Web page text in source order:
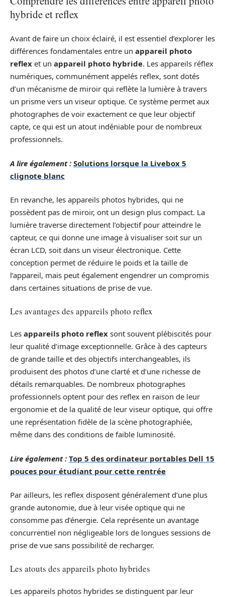
hybride et reflex
Avant de faire un choix éclairé, il est essentiel d’explorer les
différences fondamentales entre un appareil photo
reflex et un appareil photo hybride. Les appareils réflex
numériques, communément appelés reflex, sont dotés
d’un mécanisme de miroir qui reflète la lumière à travers
un prisme vers un viseur optique. Ce système permet aux
photographes de voir exactement ce que leur objectif
capte, ce qui est un atout indéniable pour de nombreux
professionnels.
A lire également : Solutions lorsque la Livebox 5
clignote blanc
En revanche, les appareils photos hybrides, qui ne
possèdent pas de miroir, ont un design plus compact. La
lumière traverse directement l’objectif pour atteindre le
capteur, ce qui donne une image à visualiser soit sur un
écran LCD, soit dans un viseur électronique. Cette
conception permet de réduire le poids et la taille de
l’appareil, mais peut également engendrer un compromis
dans certaines situations de prise de vue.
Les avantages des appareils photo reflex
Les appareils photo reflex sont souvent plébiscités pour
leur qualité d’image exceptionnelle. Grâce à des capteurs
de grande taille et des objectifs interchangeables, ils
produisent des photos d’une clarté et d’une richesse de
détails remarquables. De nombreux photographes
professionnels optent pour des reflex en raison de leur
ergonomie et de la qualité de leur viseur optique, qui offre
une représentation fidèle de la scène photographiée,
même dans des conditions de faible luminosité.
Lire également : Top 5 des ordinateur portables Dell 15
pouces pour étudiant pour cette rentrée
Par ailleurs, les reflex disposent généralement d’une plus
grande autonomie, due à leur visée optique qui ne
consomme pas d’énergie. Cela représente un avantage
concurrentiel non négligeable lors de longues sessions de
prise de vue sans possibilité de recharger.
Les atouts des appareils photo hybrides
Les appareils photos hybrides se distinguent par leur